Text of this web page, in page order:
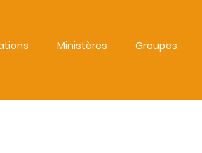
Ministères Groupes